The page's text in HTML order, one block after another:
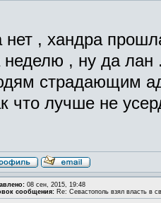
нет , хандра
неделю , ну да лан
страдающим
что лучше не
08 сен, 2015, 19:48
сообщения: Re: Севастополь взял власть в